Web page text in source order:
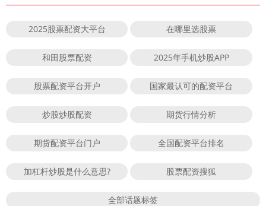
2025股票配资大平台 在哪里选股票
和田股票配资 2025年手机炒股APP
股票配资平台开户 国家最认可的配资平台
炒股炒股配资 期货行情分析
期货配资平台门户 全国配资平台排名
加杠杆炒股是什么意思? 股票配资搜狐
全部话题标签